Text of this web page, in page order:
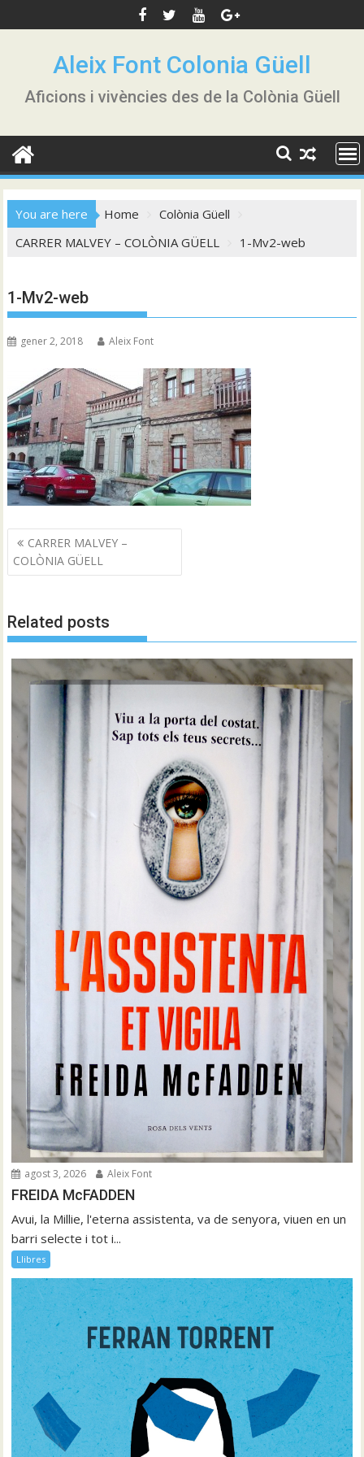
to
Aleix Font Colonia Güell
Aficions i vivències des de la Colònia Güell
You are here Home
Colònia Güell
CARRER MALVEY – COLÒNIA GÜELL
1-Mv2-web
1-Mv2-web
gener 2, 2018 Aleix Font
Navegació
d'entrades
CARRER MALVEY –
COLÒNIA GÜELL
Related posts
agost 3, 2026 Aleix Font
FREIDA McFADDEN
Avui, la Millie, l'eterna assistenta, va de senyora, viuen en un
barri selecte i tot i...
Llibres